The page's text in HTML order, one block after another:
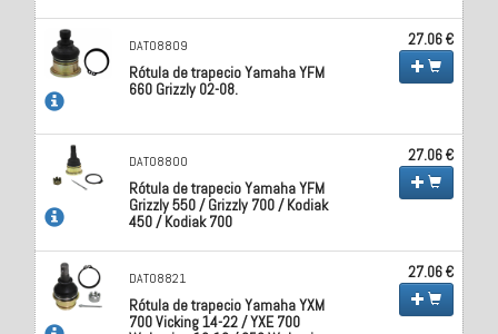
DAT08809
Rótula de trapecio Yamaha YFM
660 Grizzly 02-08.
27.06 €
DAT08800
Rótula de trapecio Yamaha YFM
Grizzly 550 / Grizzly 700 / Kodiak
450 / Kodiak 700
27.06 €
DAT08821
Rótula de trapecio Yamaha YXM
700 Vicking 14-22 / YXE 700
27.06 €